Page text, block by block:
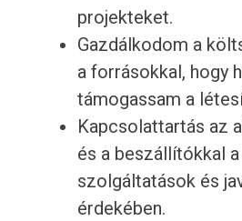
projekteket.
Gazdálkodom a
a forrásokkal, hogy
támogassam a
Kapcsolattartás az
és a beszállítókkal
szolgáltatások és
érdekében.